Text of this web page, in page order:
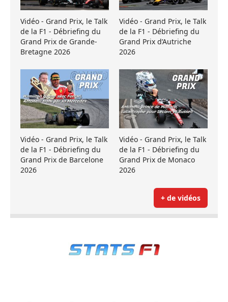
Vidéo - Grand Prix, le Talk
de la F1 - Débriefing du
Grand Prix de Grande-
Bretagne 2026
Vidéo - Grand Prix, le Talk
de la F1 - Débriefing du
Grand Prix d’Autriche
2026
Vidéo - Grand Prix, le Talk
de la F1 - Débriefing du
Grand Prix de Barcelone
2026
Vidéo - Grand Prix, le Talk
de la F1 - Débriefing du
Grand Prix de Monaco
2026
+ de vidéos